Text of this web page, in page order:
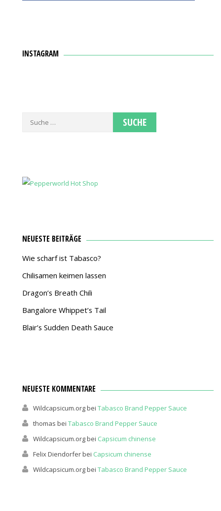
INSTAGRAM
Suche
NEUESTE BEITRÄGE
Wie scharf ist Tabasco?
Chilisamen keimen lassen
Dragon’s Breath Chili
Bangalore Whippet’s Tail
Blair’s Sudden Death Sauce
NEUESTE KOMMENTARE
Wildcapsicum.orgbei Tabasco Brand Pepper Sauce
thomas bei Tabasco Brand Pepper Sauce
Wildcapsicum.orgbei Capsicum chinense
Felix Diendorferbei Capsicum chinense
Wildcapsicum.orgbei Tabasco Brand Pepper Sauce